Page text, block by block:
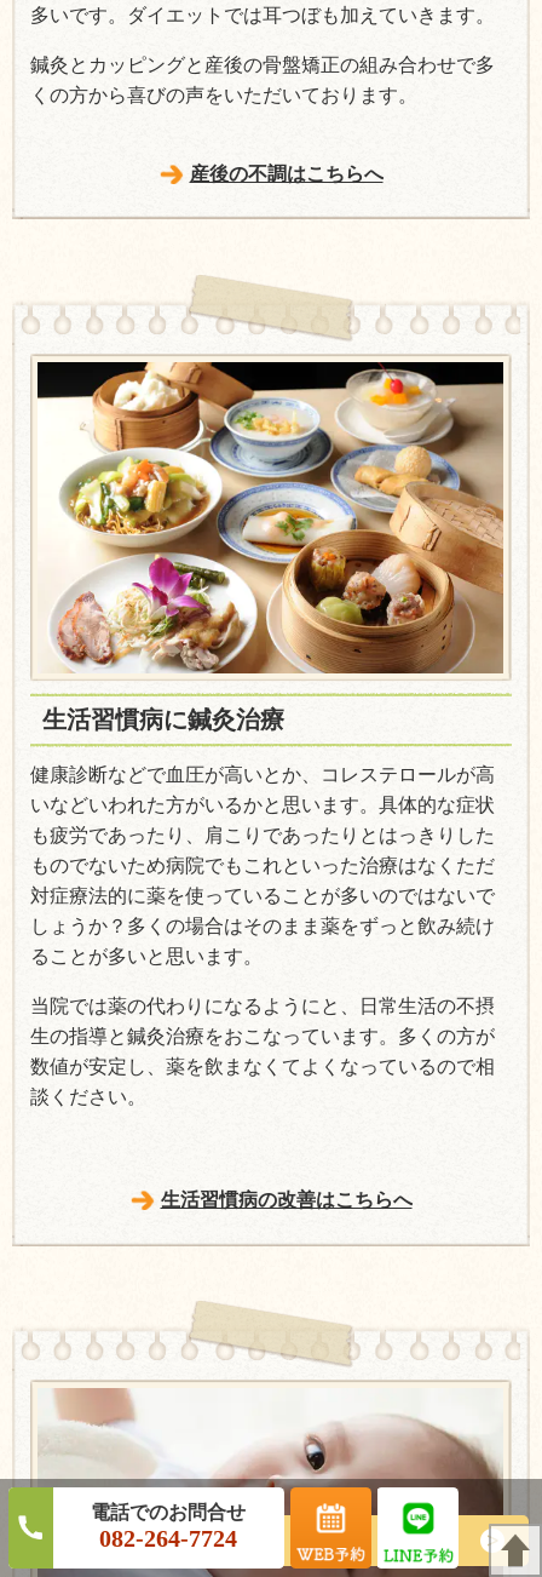
082-264-7724
多いです。ダイエットでは耳つぼも加えていきます。
鍼灸とカッピングと産後の骨盤矯正の組み合わせで多
くの方から喜びの声をいただいております。
産後の不調はこちらへ
生活習慣病に鍼灸治療
健康診断などで血圧が高いとか、コレステロールが高
いなどいわれた方がいるかと思います。具体的な症状
も疲労であったり、肩こりであったりとはっきりした
ものでないため病院でもこれといった治療はなくただ
対症療法的に薬を使っていることが多いのではないで
しょうか？多くの場合はそのまま薬をずっと飲み続け
ることが多いと思います。
当院では薬の代わりになるようにと、日常生活の不摂
生の指導と鍼灸治療をおこなっています。多くの方が
数値が安定し、薬を飲まなくてよくなっているので相
談ください。
生活習慣病の改善はこちらへ